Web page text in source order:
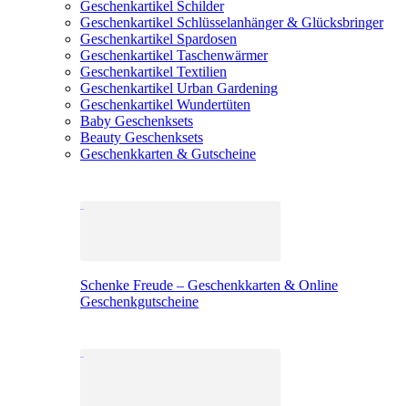
Geschenkartikel Schilder
Geschenkartikel Schlüsselanhänger & Glücksbringer
Geschenkartikel Spardosen
Geschenkartikel Taschenwärmer
Geschenkartikel Textilien
Geschenkartikel Urban Gardening
Geschenkartikel Wundertüten
Baby Geschenksets
Beauty Geschenksets
Geschenkkarten & Gutscheine
Schenke Freude – Geschenkkarten & Online
Geschenkgutscheine